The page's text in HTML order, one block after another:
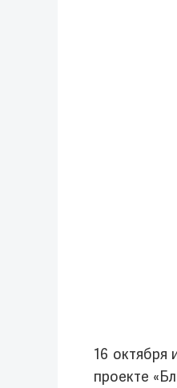
16 октября
проекте